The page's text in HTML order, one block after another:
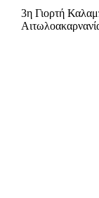
3η Γιορτή